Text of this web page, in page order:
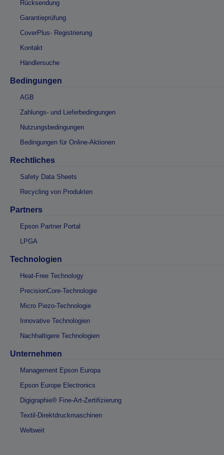
Rücksendung
Garantieprüfung
CoverPlus- Registrierung
Kontakt
Händlersuche
Bedingungen
AGB
Zahlungs- und Lieferbedingungen
Nutzungsbedingungen
Bedingungen für Online-Aktionen
Rechtliches
Safety Data Sheets
Recycling von Produkten
Partners
Epson Partner Portal
LPGA
Technologien
Heat-Free Technology
PrecisionCore-Technologie
Micro Piezo-Technologie
Innovative Technologien
Nachhaltigere Technologien
Unternehmen
Management Epson Europa
Epson Europe Electronics
Digigraphie® Fine-Art-Zertifizierung
Textil-Direktdruckmaschinen
Weltweit